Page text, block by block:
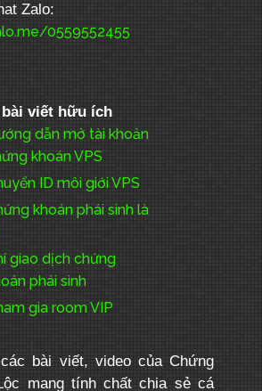
Zalo:
0559552455
bài viết hữu ích
dẫn mở tài khoản
khoán VPS
ID môi giới VPS
khoán phái sinh là
giao dịch chứng
phái sinh
gia room VIP
bài viết, video của Chứng
mang tính chất chia sẻ cá